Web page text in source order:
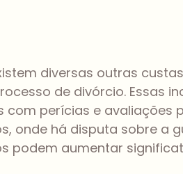
diversas outras
de divórcio. Essas
perícias e avaliações
onde há disputa sobre a
podem aumentar